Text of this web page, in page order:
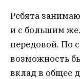
Ребята
и с большим
передовой. По
возможность
вклад в общее